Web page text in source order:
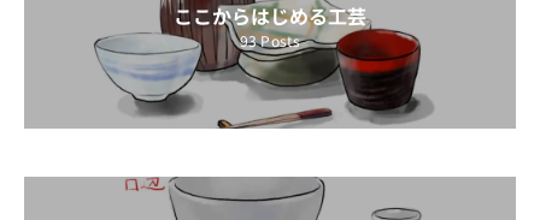
ここからはじめる工芸
93Posts